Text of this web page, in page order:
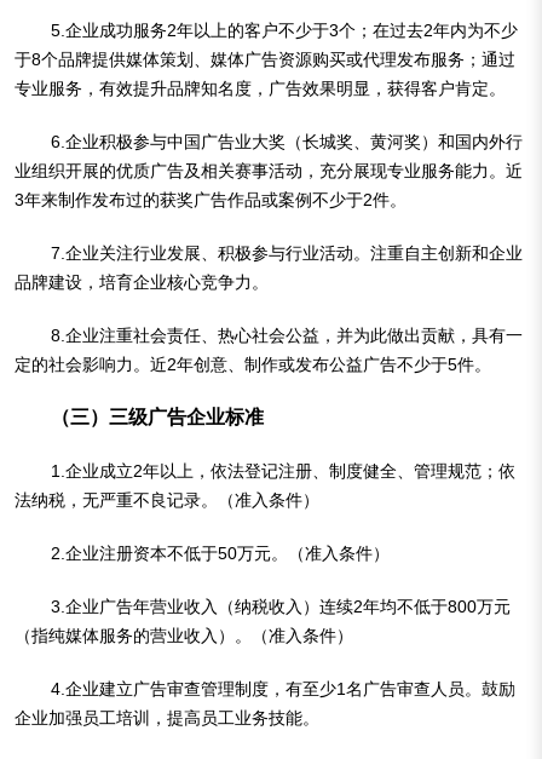
5.企业成功服务2年以上的客户不少于3个；在过去2年内为不少
于8个品牌提供媒体策划、媒体广告资源购买或代理发布服务；通过
专业服务，有效提升品牌知名度，广告效果明显，获得客户肯定。
6.企业积极参与中国广告业大奖（长城奖、黄河奖）和国内外行
业组织开展的优质广告及相关赛事活动，充分展现专业服务能力。近
3年来制作发布过的获奖广告作品或案例不少于2件。
7.企业关注行业发展、积极参与行业活动。注重自主创新和企业
品牌建设，培育企业核心竞争力。
8.企业注重社会责任、热心社会公益，并为此做出贡献，具有一
定的社会影响力。近2年创意、制作或发布公益广告不少于5件。
（三）三级广告企业标准
1.企业成立2年以上，依法登记注册、制度健全、管理规范；依
法纳税，无严重不良记录。（准入条件）
2.企业注册资本不低于50万元。（准入条件）
3.企业广告年营业收入（纳税收入）连续2年均不低于800万元
（指纯媒体服务的营业收入）。（准入条件）
4.企业建立广告审查管理制度，有至少1名广告审查人员。鼓励
企业加强员工培训，提高员工业务技能。